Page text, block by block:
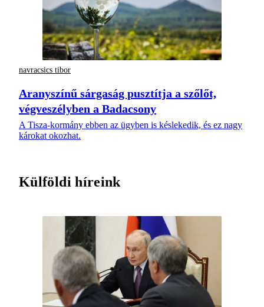
navracsics tibor
Aranyszínű sárgaság pusztítja a szőlőt,
végveszélyben a Badacsony
A Tisza-kormány ebben az ügyben is késlekedik, és ez nagy
károkat okozhat.
Külföldi híreink